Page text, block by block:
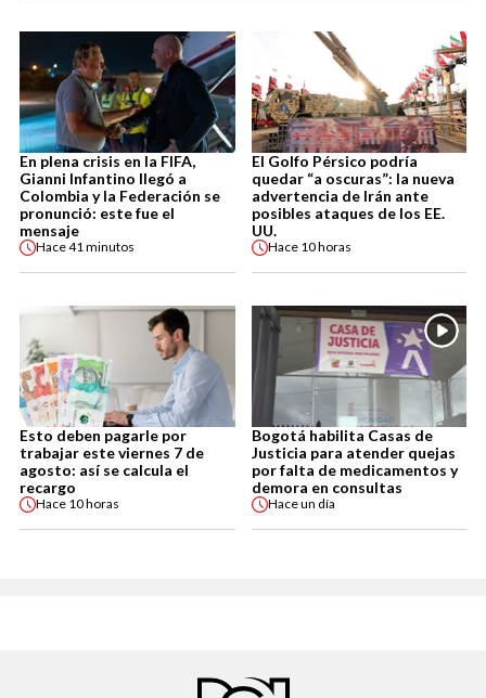
En plena crisis en la FIFA,
Gianni Infantino llegó a
Colombia y la Federación se
pronunció: este fue el
mensaje
Hace41 minutos
El Golfo Pérsico podría
quedar “a oscuras”: la nueva
advertencia de Irán ante
posibles ataques de los EE.
UU.
Hace 10 horas
Esto deben pagarle por
trabajar este viernes 7 de
agosto: así se calcula el
recargo
Hace 10 horas
Bogotá habilita Casas de
Justicia para atender quejas
por falta de medicamentos y
demora en consultas
Haceun día